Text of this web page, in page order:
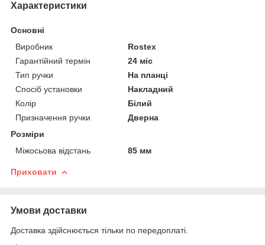
Характеристики
Основні
Виробник
Rostex
Гарантійний термін
24 міс
Тип ручки
На планці
Спосіб установки
Накладний
Колір
Білий
Призначення ручки
Дверна
Розміри
Міжосьова відстань
85 мм
Приховати
Умови доставки
Доставка здійснюється тільки по передоплаті.